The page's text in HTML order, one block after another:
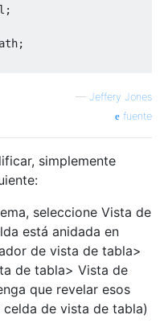
;
;
— Jeffery Jones
fuente
simplemente
seleccione Vista de
está anidada en
de vista de tabla>
de tabla> Vista de
que revelar esos
de vista de tabla)